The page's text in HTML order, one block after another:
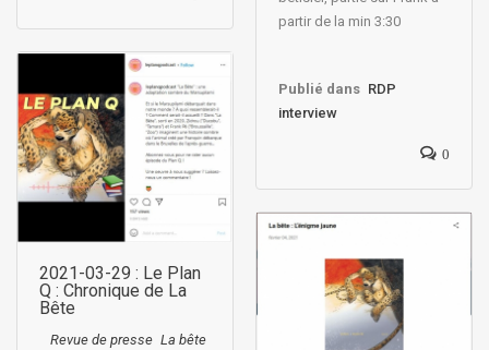
partir de la min 3:30
Publié dans RDP
interview
0
2021-03-29 : Le Plan
Q : Chronique de La
Bête
Revue de presse La bête